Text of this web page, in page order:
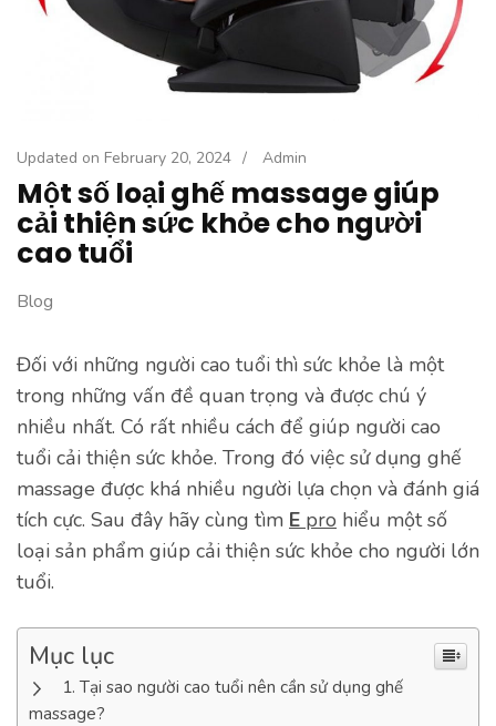
Updated on February 20, 2024 / Admin
Một số loại ghế massage giúp
cải thiện sức khỏe cho người
cao tuổi
Blog
Đối với những người cao tuổi thì sức khỏe là một
trong những vấn đề quan trọng và được chú ý
nhiều nhất. Có rất nhiều cách để giúp người cao
tuổi cải thiện sức khỏe. Trong đó việc sử dụng ghế
massage được khá nhiều người lựa chọn và đánh giá
tích cực. Sau đây hãy cùng tìm E pro hiểu một số
loại sản phẩm giúp cải thiện sức khỏe cho người lớn
tuổi.
Mục lục
Tại sao người cao tuổi nên cần sử dụng ghế
massage?